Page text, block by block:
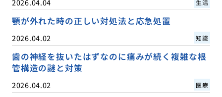
生活
顎が外れた時の正しい対処法と応急処置
2026.04.02 知識
歯の神経を抜いたはずなのに痛みが続く複雑な根
管構造の謎と対策
2026.04.02 医療